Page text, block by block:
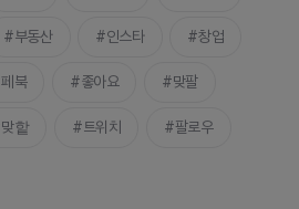
부동산 인스타 창업
페북 좋아요 맞팔
맞핱 트위치 팔로우